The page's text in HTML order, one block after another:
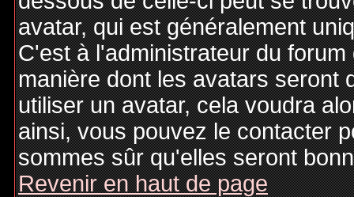
avatar, qui est généralement
C'est à l'administrateur du
manière dont les avatars seront
utiliser un avatar, cela voudra
ainsi, vous pouvez le contacter
sommes sûr qu'elles seront
Revenir en haut de page